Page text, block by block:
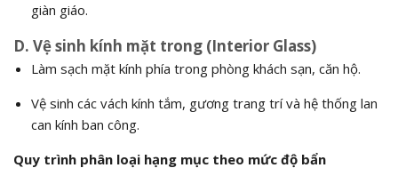
giàn giáo.
D. Vệ sinh kính mặt trong (Interior Glass)
Làm sạch mặt kính phía trong phòng khách sạn, căn hộ.
Vệ sinh các vách kính tắm, gương trang trí và hệ thống lan
can kính ban công.
Quy trình phân loại hạng mục theo mức độ bẩn